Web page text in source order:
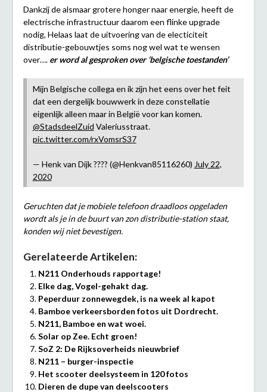
Dankzij de alsmaar grotere honger naar energie, heeft de
electrische infrastructuur daarom een flinke upgrade
nodig, Helaas laat de uitvoering van de electiciteit
distributie-gebouwtjes soms nog wel wat te wensen
over…. er word al gesproken over ‘belgische toestanden’
Mijn Belgische collega en ik zijn het eens over het feit
dat een dergelijk bouwwerk in deze constellatie
eigenlijk alleen maar in België voor kan komen.
@StadsdeelZuid Valeriusstraat.
pic.twitter.com/rxVomsrS37
— Henk van Dijk ???? (@Henkvan85116260) July 22,
2020
Geruchten dat je mobiele telefoon draadloos opgeladen
wordt als je in de buurt van zon distributie-station staat,
konden wij niet bevestigen.
Gerelateerde Artikelen:
N211 Onderhouds rapportage!
Elke dag, Vogel-gehakt dag.
Peperduur zonnewegdek, is na week al kapot
Bamboe verkeersborden fotos uit Dordrecht.
N211, Bamboe en wat woei.
Solar op Zee. Echt groen!
SoZ 2: De Rijksoverheids nieuwbrief
N211 – burger-inspectie
Het scooter deelsysteem in 120 fotos
Dieren de dupe van deelscooters